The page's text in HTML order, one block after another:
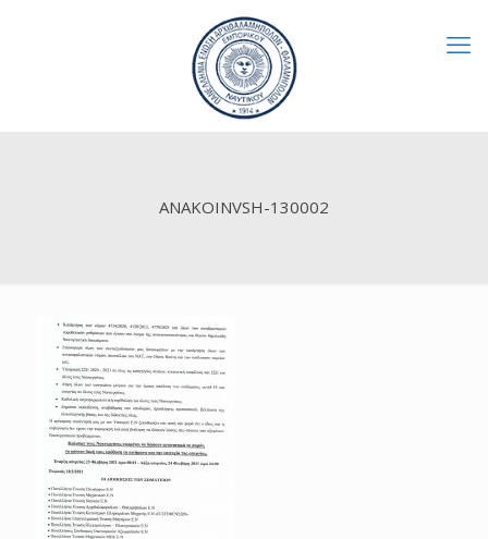
ANAKOINVSH-130002